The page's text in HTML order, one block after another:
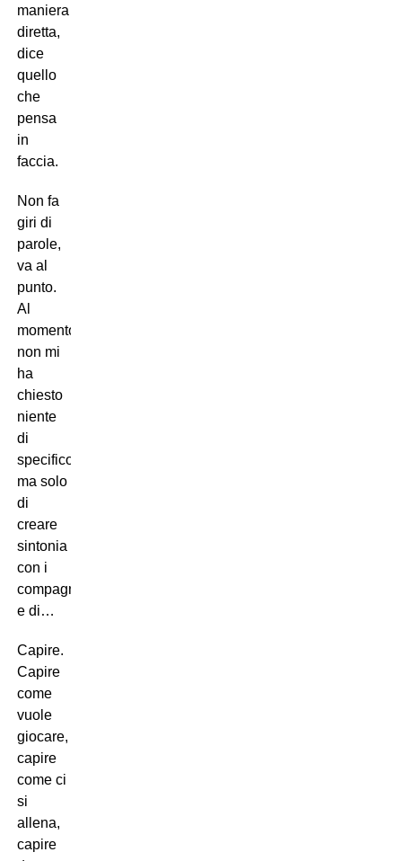
maniera
diretta,
dice
quello
che
pensa
in
faccia.
Non fa
giri di
parole,
va al
punto.
Al
momento
non mi
ha
chiesto
niente
di
specifico,
ma solo
di
creare
sintonia
con i
compagni
e di…
Capire.
Capire
come
vuole
giocare,
capire
come ci
si
allena,
capire